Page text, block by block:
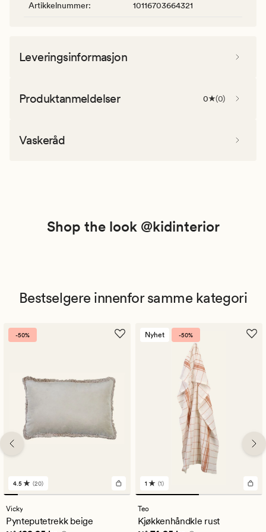
Artikkelnummer: 10116703664321
Leveringsinformasjon
Produktanmeldelser 0 (0)
Vaskeråd
Shop the look @kidinterior
Bestselgere innenfor samme kategori
-50%
20
anmeldelser
med
en
gjennomsnittlig
4.5 (20)
Vicky
Pynteputetrekk beige
Nyhet -50%
1
anmeldelser
med
en
gjennomsnittlig
1 (1)
Teo
Kjøkkenhåndkle rust